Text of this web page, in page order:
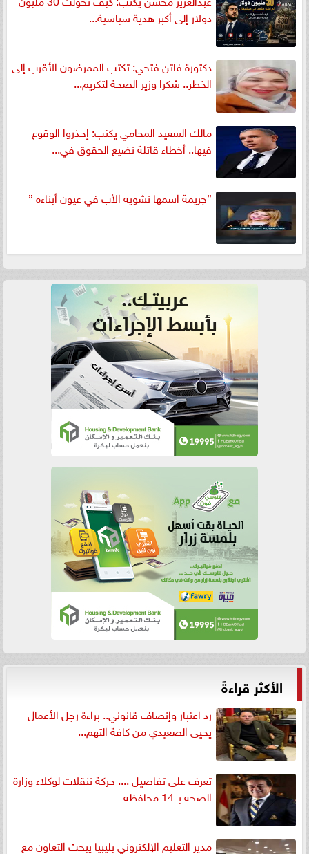
دولار إلى أكبر هدية سياسية...
دكتورة فاتن فتحي: تكتب الممرضون الأقرب إلى
الخطر.. شكرا وزير الصحة لتكريم...
مالك السعيد المحامي يكتب: إحذروا الوقوع
فيها.. أخطاء قاتلة تضيع الحقوق في...
”جريمة اسمها تشويه الأب في عيون أبناءه ”
الأكثر قراءةً
رد اعتبار وإنصاف قانوني.. براءة رجل الأعمال
يحيى الصعيدي من كافة التهم...
تعرف على تفاصيل .... حركة تنقلات لوكلاء وزارة
الصحه بـ 14 محافظه
مدير التعليم الإلكتروني بليبيا يبحث التعاون مع